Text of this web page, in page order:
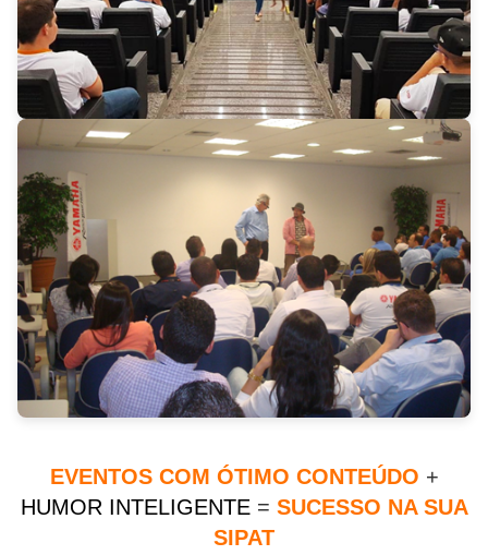
EVENTOS COM ÓTIMO CONTEÚDO +
HUMOR INTELIGENTE = SUCESSO NA SUA
SIPAT